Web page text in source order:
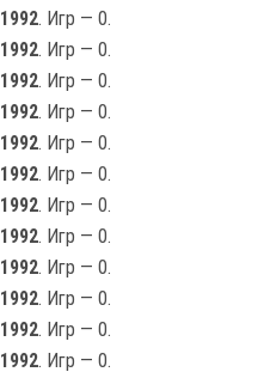
1992. Игр — 0.
1992. Игр — 0.
1992. Игр — 0.
1992. Игр — 0.
1992. Игр — 0.
1992. Игр — 0.
1992. Игр — 0.
1992. Игр — 0.
1992. Игр — 0.
1992. Игр — 0.
1992. Игр — 0.
1992. Игр — 0.